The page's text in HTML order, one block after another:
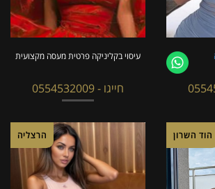
עיסוי בקליניקה פרטית מעסה מקצועית
חייגו - 0554532009
הרצליה הוד השרון